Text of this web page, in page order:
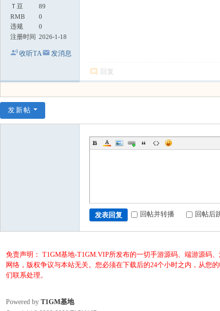
Ｔ豆
89
RMB
0
违规
0
注册时间 2026-1-18
收听TA 发消息
回复
发新帖
发表回复 回帖并转播 回帖后
免责声明： T1GM基地-T1GM.VIP所发布的一切手游源码、端游源码
网络，版权争议与本站无关。您必须在下载后的24个小时之内，从您
们联系处理。
Powered by T1GM基地